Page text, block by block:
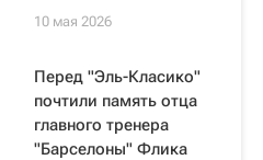
10 мая 2026
Перед "Эль-Класико"
почтили память отца
главного тренера
"Барселоны" Флика